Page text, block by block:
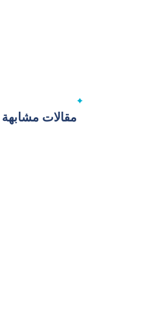
مقالات مشابهة